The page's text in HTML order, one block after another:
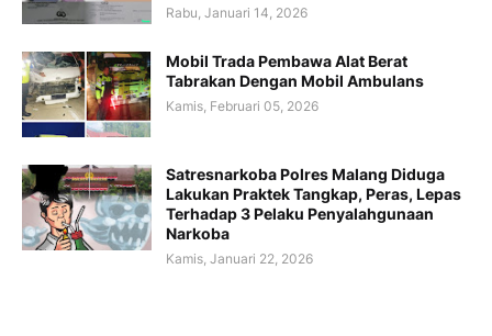
Rabu, Januari 14, 2026
Mobil Trada Pembawa Alat Berat
Tabrakan Dengan Mobil Ambulans
Kamis, Februari 05, 2026
Satresnarkoba Polres Malang Diduga
Lakukan Praktek Tangkap, Peras, Lepas
Terhadap 3 Pelaku Penyalahgunaan
Narkoba
Kamis, Januari 22, 2026